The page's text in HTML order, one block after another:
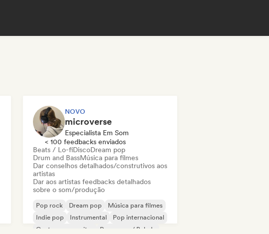
NOVO
microverse
Especialista Em Som
< 100 feedbacks enviados
Beats / Lo-fiDiscoDream pop
Drum and BassMúsica para filmes
Dar conselhos detalhados/construtivos aos
artistas
Dar aos artistas feedbacks detalhados
sobre o som/produção
Pop rock Dream pop
Música para filmes
Indie pop
Instrumental
Pop internacional
Cantor-compositor
Pop suave / Balada